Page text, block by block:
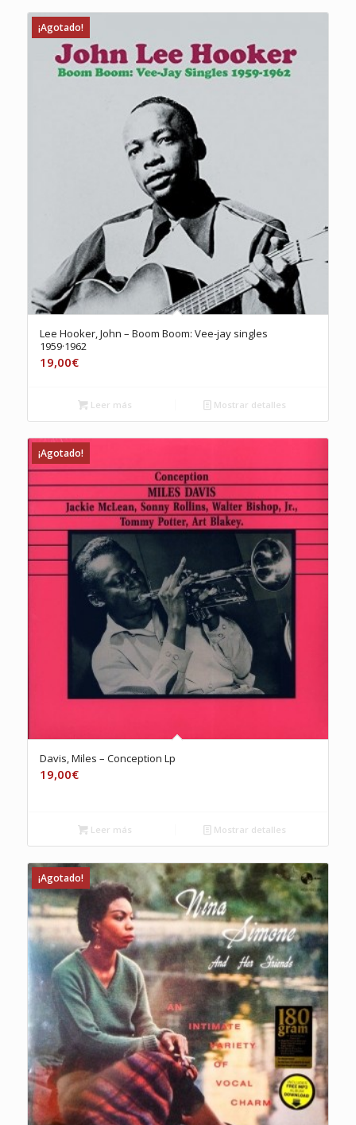
¡Agotado!
Lee Hooker, John – Boom Boom: Vee-jay singles
1959·1962
19,00€
Leer más Mostrar detalles
¡Agotado!
Davis, Miles – Conception Lp
19,00€
Leer más Mostrar detalles
¡Agotado!